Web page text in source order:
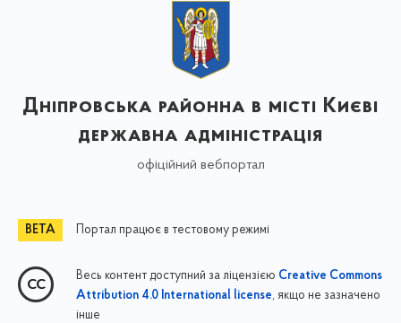
Дніпровська районна в місті Києві
державна адміністрація
офіційний вебпортал
Портал працює в тестовому режимі
Весь контент доступний за ліцензією Creative Commons
Attribution 4.0 International license, якщо не зазначено
інше